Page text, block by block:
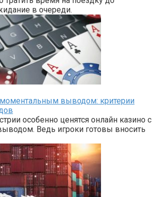
в очереди.
выводом: критерии
особенно ценятся онлайн казино с
Ведь игроки готовы вносить